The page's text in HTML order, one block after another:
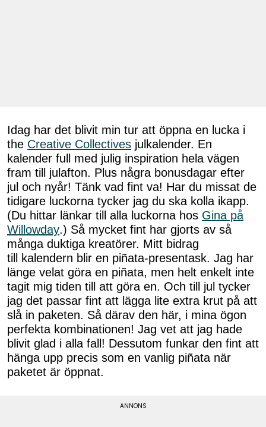
Idag har det blivit min tur att öppna en lucka i
the Creative Collectives julkalender. En
kalender full med julig inspiration hela vägen
fram till julafton. Plus några bonusdagar efter
jul och nyår! Tänk vad fint va! Har du missat de
tidigare luckorna tycker jag du ska kolla ikapp.
(Du hittar länkar till alla luckorna hos Gina på
Willowday.) Så mycket fint har gjorts av så
många duktiga kreatörer. Mitt bidrag
till kalendern blir en piñata-presentask. Jag har
länge velat göra en piñata, men helt enkelt inte
tagit mig tiden till att göra en. Och till jul tycker
jag det passar fint att lägga lite extra krut på att
slå in paketen. Så därav den här, i mina ögon
perfekta kombinationen! Jag vet att jag hade
blivit glad i alla fall! Dessutom funkar den fint att
hänga upp precis som en vanlig piñata när
paketet är öppnat.